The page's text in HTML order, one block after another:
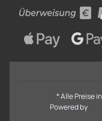
* Alle Preise
Powered by